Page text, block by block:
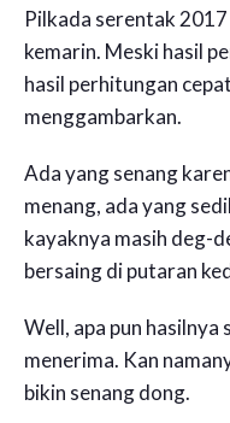
Pilkada serentak
kemarin. Meski hasil
hasil perhitungan
menggambarkan.
Ada yang senang
menang, ada yang
kayaknya masih deg-
bersaing di putaran
Well, apa pun hasilnya
menerima. Kan
bikin senang dong.